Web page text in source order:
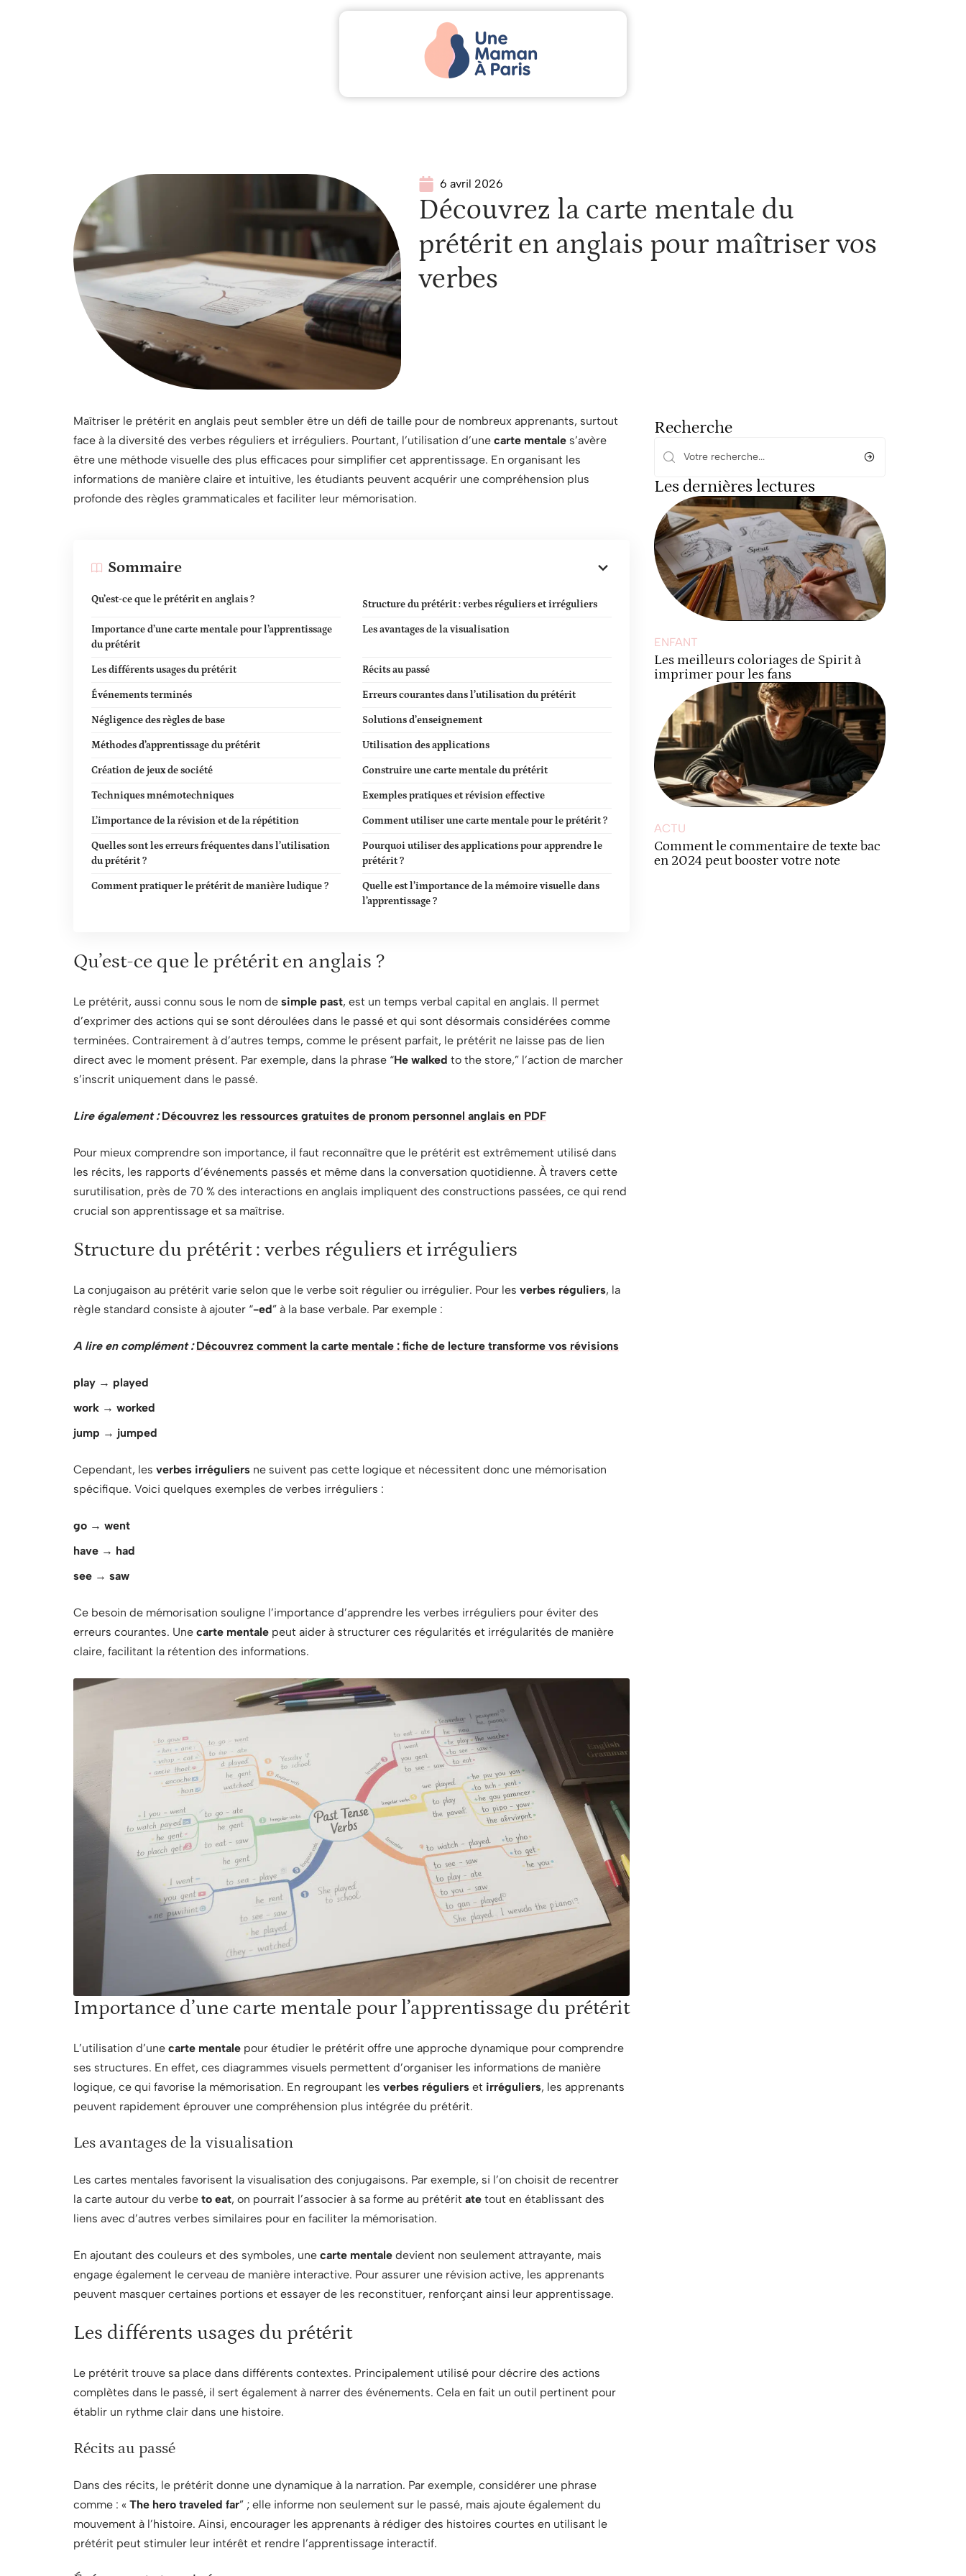
6 avril 2026
Découvrez la carte mentale du
prétérit en anglais pour maîtriser vos
verbes
Maîtriser le prétérit en anglais peut sembler être un défi de taille pour de nombreux apprenants, surtout
face à la diversité des verbes réguliers et irréguliers. Pourtant, l’utilisation d’une carte mentale s’avère
être une méthode visuelle des plus efficaces pour simplifier cet apprentissage. En organisant les
informations de manière claire et intuitive, les étudiants peuvent acquérir une compréhension plus
profonde des règles grammaticales et faciliter leur mémorisation.
Sommaire
Qu’est-ce que le prétérit en anglais ? Structure du prétérit : verbes réguliers et irréguliers
Importance d’une carte mentale pour l’apprentissage
du prétérit
Les avantages de la visualisation
Les différents usages du prétérit Récits au passé
Événements terminés Erreurs courantes dans l’utilisation du prétérit
Négligence des règles de base Solutions d’enseignement
Méthodes d’apprentissage du prétérit Utilisation des applications
Création de jeux de société Construire une carte mentale du prétérit
Techniques mnémotechniques Exemples pratiques et révision effective
L’importance de la révision et de la répétition Comment utiliser une carte mentale pour le prétérit ?
Quelles sont les erreurs fréquentes dans l’utilisation
du prétérit ?
Pourquoi utiliser des applications pour apprendre le
prétérit ?
Comment pratiquer le prétérit de manière ludique ?
Quelle est l’importance de la mémoire visuelle dans
l’apprentissage ?
Qu’est-ce que le prétérit en anglais ?
Le prétérit, aussi connu sous le nom de simple past, est un temps verbal capital en anglais. Il permet
d’exprimer des actions qui se sont déroulées dans le passé et qui sont désormais considérées comme
terminées. Contrairement à d’autres temps, comme le présent parfait, le prétérit ne laisse pas de lien
direct avec le moment présent. Par exemple, dans la phrase “He walked to the store,” l’action de marcher
s’inscrit uniquement dans le passé.
Lire également : Découvrez les ressources gratuites de pronom personnel anglais en PDF
Pour mieux comprendre son importance, il faut reconnaître que le prétérit est extrêmement utilisé dans
les récits, les rapports d’événements passés et même dans la conversation quotidienne. À travers cette
surutilisation, près de 70 % des interactions en anglais impliquent des constructions passées, ce qui rend
crucial son apprentissage et sa maîtrise.
Structure du prétérit : verbes réguliers et irréguliers
La conjugaison au prétérit varie selon que le verbe soit régulier ou irrégulier. Pour les verbes réguliers, la
règle standard consiste à ajouter “-ed” à la base verbale. Par exemple :
A lire en complément : Découvrez comment la carte mentale : fiche de lecture transforme vos révisions
play → played
work → worked
jump → jumped
Cependant, les verbes irréguliers ne suivent pas cette logique et nécessitent donc une mémorisation
spécifique. Voici quelques exemples de verbes irréguliers :
go → went
have → had
see → saw
Ce besoin de mémorisation souligne l’importance d’apprendre les verbes irréguliers pour éviter des
erreurs courantes. Une carte mentale peut aider à structurer ces régularités et irrégularités de manière
claire, facilitant la rétention des informations.
Importance d’une carte mentale pour l’apprentissage du prétérit
L’utilisation d’une carte mentale pour étudier le prétérit offre une approche dynamique pour comprendre
ses structures. En effet, ces diagrammes visuels permettent d’organiser les informations de manière
logique, ce qui favorise la mémorisation. En regroupant les verbes réguliers et irréguliers, les apprenants
peuvent rapidement éprouver une compréhension plus intégrée du prétérit.
Les avantages de la visualisation
Les cartes mentales favorisent la visualisation des conjugaisons. Par exemple, si l’on choisit de recentrer
la carte autour du verbe to eat, on pourrait l’associer à sa forme au prétérit ate tout en établissant des
liens avec d’autres verbes similaires pour en faciliter la mémorisation.
En ajoutant des couleurs et des symboles, une carte mentale devient non seulement attrayante, mais
engage également le cerveau de manière interactive. Pour assurer une révision active, les apprenants
peuvent masquer certaines portions et essayer de les reconstituer, renforçant ainsi leur apprentissage.
Les différents usages du prétérit
Le prétérit trouve sa place dans différents contextes. Principalement utilisé pour décrire des actions
complètes dans le passé, il sert également à narrer des événements. Cela en fait un outil pertinent pour
établir un rythme clair dans une histoire.
Récits au passé
Dans des récits, le prétérit donne une dynamique à la narration. Par exemple, considérer une phrase
comme : « The hero traveled far” ; elle informe non seulement sur le passé, mais ajoute également du
mouvement à l’histoire. Ainsi, encourager les apprenants à rédiger des histoires courtes en utilisant le
prétérit peut stimuler leur intérêt et rendre l’apprentissage interactif.
Recherche
Les dernières lectures
ENFANT
Les meilleurs coloriages de Spirit à
imprimer pour les fans
ACTU
Comment le commentaire de texte bac
en 2024 peut booster votre note